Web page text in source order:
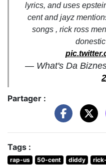
lyrics, and uses
cent and jayz
songs , rick ross
— What's Da
Partager :
Tags :
rap-us 50-cent diddy